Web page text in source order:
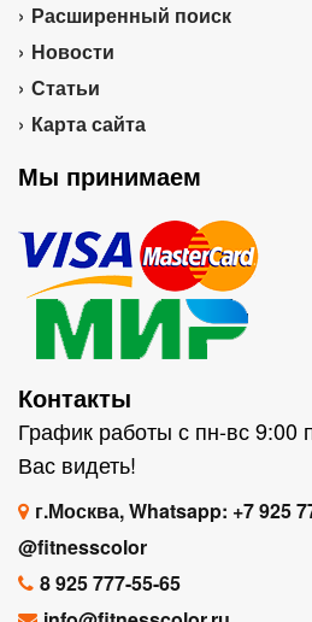
Расширенный поиск
Новости
Статьи
Карта сайта
Мы принимаем
Контакты
График работы с пн-вс
Вас видеть!
г.Москва, Whatsapp: +7 925
@fitnesscolor
8 925 777-55-65